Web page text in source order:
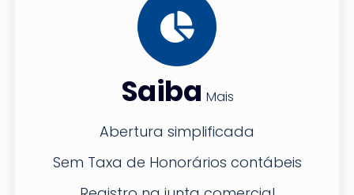
Saiba Mais
Abertura simplificada
Sem Taxa de Honorários contábeis